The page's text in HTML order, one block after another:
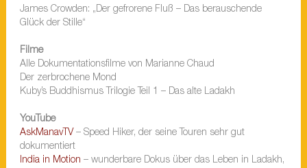
James Crowden: „Der gefrorene Fluß – Das berauschende
Glück der Stille“
Filme
Alle Dokumentationsfilme von Marianne Chaud
Der zerbrochene Mond
Kuby’s Buddhismus Trilogie Teil 1 – Das alte Ladakh
YouTube
AskManavTV– Speed Hiker, der seine Touren sehr gut
dokumentiert
India in Motion – wunderbare Dokus über das Leben in Ladakh,